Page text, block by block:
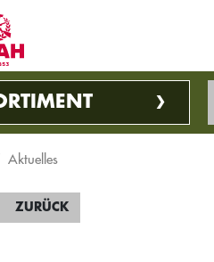
Aktuelles
ZURÜCK